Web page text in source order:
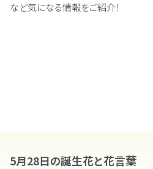
など気になる情報をご紹介！
5月28日の誕生花と花言葉